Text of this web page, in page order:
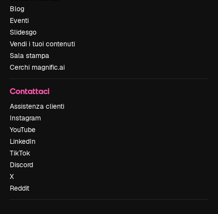
Blog
Eventi
Slidesgo
Vendi i tuoi contenuti
Sala stampa
Cerchi magnific.ai
Contattaci
Assistenza clienti
Instagram
YouTube
LinkedIn
TikTok
Discord
X
Reddit